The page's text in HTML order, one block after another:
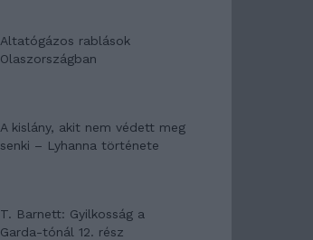
Altatógázos rablások
Olaszországban
A kislány, akit nem védett meg
senki – Lyhanna története
T. Barnett: Gyilkosság a
Garda-tónál 12. rész